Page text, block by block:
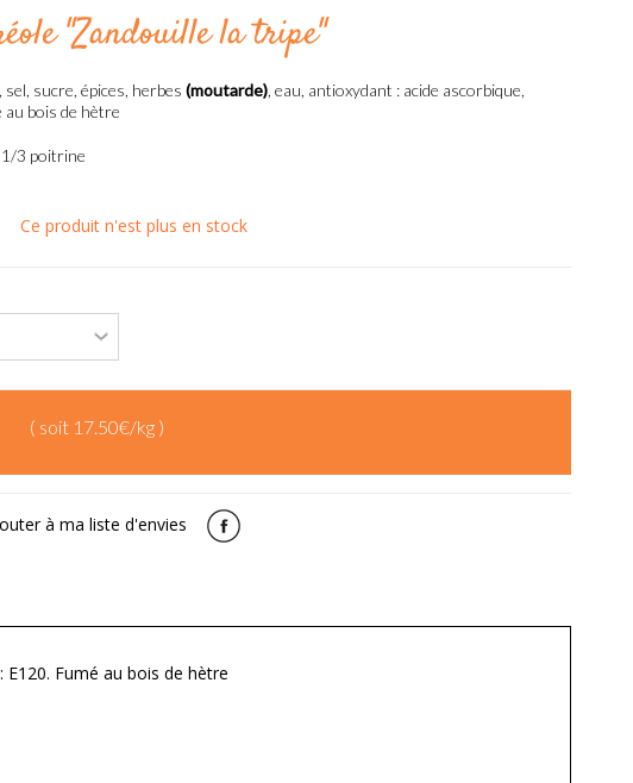
"Zandouille la tripe"
sucre, épices, herbes (moutarde), eau, antioxydant : acide ascorbique,
bois de hètre
3 poitrine
Ce produit n'est plus en stock
( soit 17.50€/kg )
à ma liste d'envies
Fumé au bois de hètre